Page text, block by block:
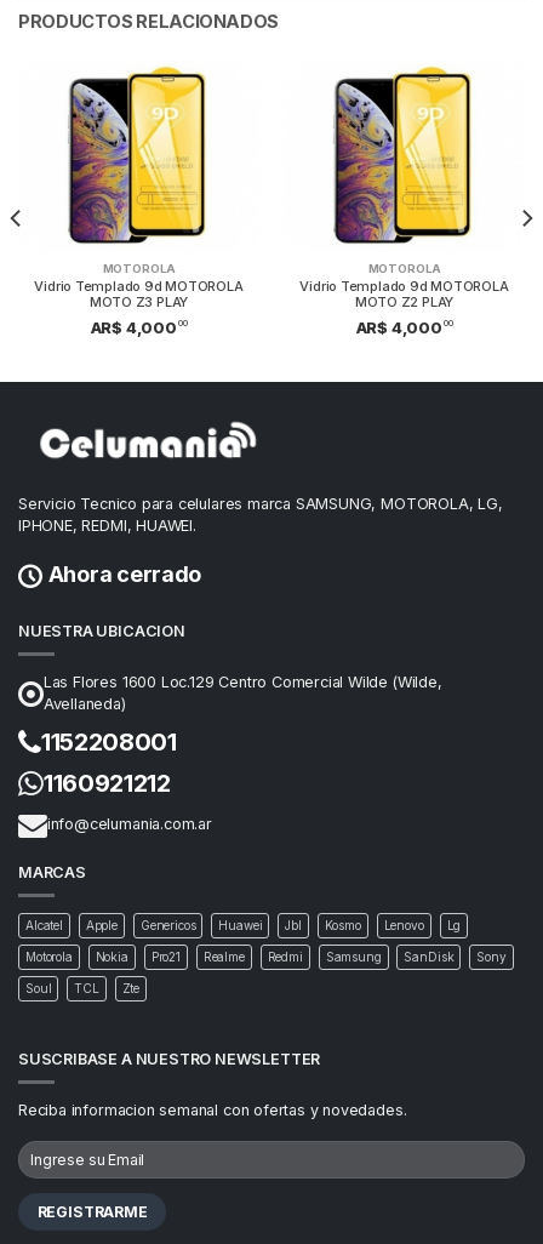
PRODUCTOS RELACIONADOS
MOTOROLA
Vidrio Templado 9d MOTOROLA
MOTO Z3 PLAY
AR$ 4,000 00
MOTOROLA
Vidrio Templado 9d MOTOROLA
MOTO Z2 PLAY
AR$ 4,000 00
Servicio Tecnico para celulares marca SAMSUNG, MOTOROLA, LG,
IPHONE, REDMI, HUAWEI.
Ahora cerrado
NUESTRA UBICACION
Las Flores 1600 Loc.129 Centro Comercial Wilde (Wilde,
Avellaneda)
1152208001
1160921212
info@celumania.com.ar
MARCAS
Alcatel Apple Genericos Huawei Jbl Kosmo Lenovo Lg
Motorola Nokia Pro21 Realme Redmi Samsung SanDisk Sony
Soul TCL Zte
SUSCRIBASE A NUESTRO NEWSLETTER
Reciba informacion semanal con ofertas y novedades.